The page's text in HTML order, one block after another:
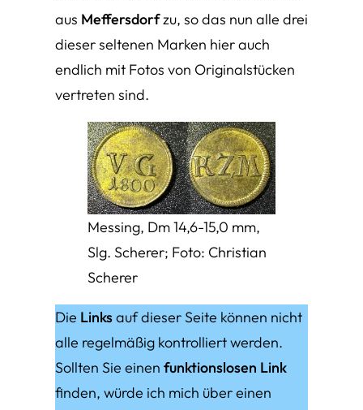
aus Meffersdorfzu, so das nun alle drei
dieser seltenen Marken hier auch
endlich mit Fotos von Originalstücken
vertreten sind.
Messing, Dm 14,6-15,0 mm,
Slg. Scherer; Foto: Christian
Scherer
Die Linksauf dieser Seite können nicht
alle regelmäßig kontrolliert werden.
Sollten Sie einen funktionslosen Link
finden, würde ich mich über einen